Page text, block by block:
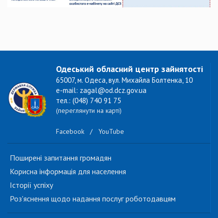
Одеський обласний центр зайнятості
65007, м. Одеса, вул. Михайла Болтенка, 10
e-mail: zagal@od.dcz.gov.ua
тел.: (048) 740 91 75
(переглянути на карті)
Facebook / YouTube
Поширені запитання громадян
Корисна інформація для населення
Історії успіху
Роз'яснення щодо надання послуг роботодавцям